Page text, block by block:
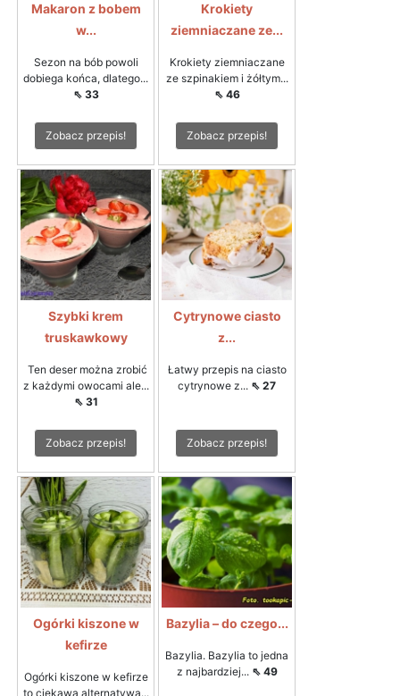
Makaron z bobem
w...
Sezon na bób powoli
dobiega końca, dlatego...
⇖ 33
Zobacz przepis!
Krokiety
ziemniaczane ze...
Krokiety ziemniaczane
ze szpinakiem i żółtym...
⇖ 46
Zobacz przepis!
Szybki krem
truskawkowy
Ten deser można zrobić
z każdymi owocami ale...
⇖ 31
Zobacz przepis!
Cytrynowe ciasto
z...
Łatwy przepis na ciasto
cytrynowe z... ⇖ 27
Zobacz przepis!
Ogórki kiszone w
kefirze
Ogórki kiszone w kefirze
to ciekawa alternatywa...
Bazylia – do czego...
Bazylia. Bazylia to jedna
z najbardziej... ⇖ 49